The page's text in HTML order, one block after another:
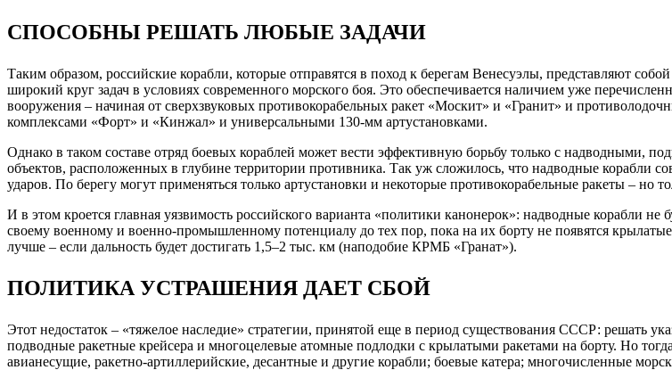
СПОСОБНЫ РЕШАТЬ ЛЮБЫЕ ЗАДАЧИ
Таким образом, российские корабли, которые отправятся в поход к берегам Венесуэлы, представляют
широкий круг задач в условиях современного морского боя. Это обеспечивается наличием уже
вооружения – начиная от сверхзвуковых противокорабельных ракет «Москит» и «Гранит» и
комплексами «Форт» и «Кинжал» и универсальными 130-мм артустановками.
Однако в таком составе отряд боевых кораблей может вести эффективную борьбу только с надводными,
объектов, расположенных в глубине территории противника. Так уж сложилось, что надводные корабли
ударов. По берегу могут применяться только артустановки и некоторые противокорабельные ракеты – но
И в этом кроется главная уязвимость российского варианта «политики канонерок»: надводные корабли
своему военному и военно-промышленному потенциалу до тех пор, пока на их борту не появятся
лучше – если дальность будет достигать 1,5–2 тыс. км (наподобие КРМБ «Гранат»).
ПОЛИТИКА УСТРАШЕНИЯ ДАЕТ СБОЙ
Этот недостаток – «тяжелое наследие» стратегии, принятой еще в период существования СССР: решать
подводные ракетные крейсера и многоцелевые атомные подлодки с крылатыми ракетами на борту. Но
авианесущие, ракетно-артиллерийские, десантные и другие корабли; боевые катера; многочисленные